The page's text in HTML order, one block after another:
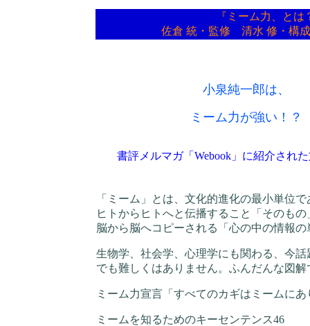
『ミーム力、と
佐倉 統・監修 清水 修・構
小泉純一郎は、
ミーム力が強い！？
書評メルマガ「Webook」に紹介され
「ミーム」とは、文化的進化の最小単位で
ヒトからヒトへと伝播すること「そのもの
脳から脳へコピーされる「心の中の情報の
生物学、社会学、心理学にも関わる、今
でも難しくはありません。ふんだんな図
ミーム力宣言「すべてのカギはミームにあ
ミームを知るためのキーセンテンス46